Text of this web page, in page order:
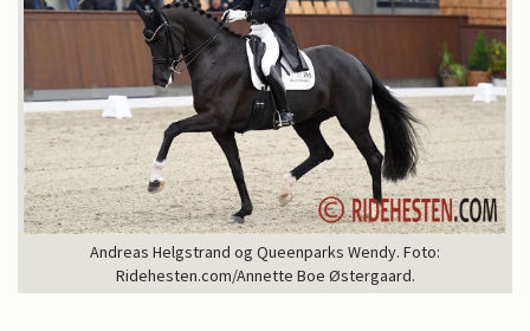
Andreas Helgstrand og Queenparks Wendy. Foto:
Ridehesten.com/Annette Boe Østergaard.